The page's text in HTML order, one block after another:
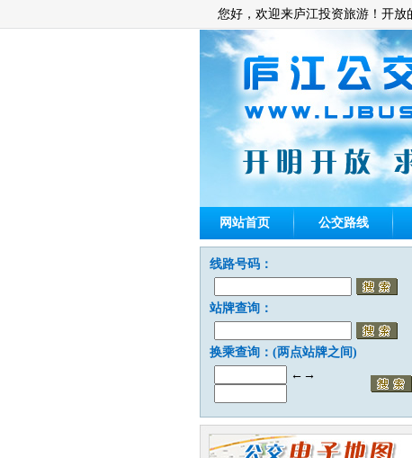
您好，欢迎来庐江投资旅游！开放
网站首页 公交路线
线路号码：
站牌查询：
换乘查询：(两点站牌之间)
←→